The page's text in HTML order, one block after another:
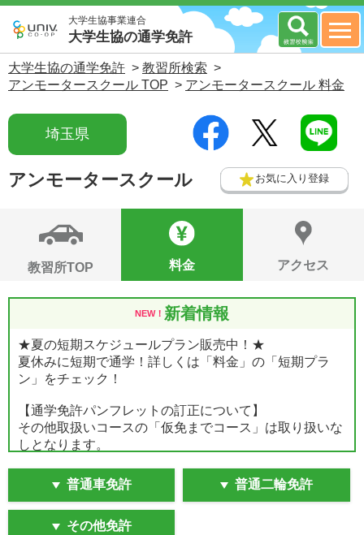
大学生協事業連合
大学生協の通学免許
大学生協の通学免許 > 教習所検索 >
アンモータースクール TOP > アンモータースクール 料金
埼玉県
アンモータースクール お気に入り登録
教習所TOP 料金 アクセス
NEW！ 新着情報
★夏の短期スケジュールプラン販売中！★
夏休みに短期で通学！詳しくは「料金」の「短期プラ
ン」をチェック！
【通学免許パンフレットの訂正について】
その他取扱いコースの「仮免までコース」は取り扱いな
しとなります。
ご了承のほどお願いいたします。
【普通車MTの技能教習について】
普通車MTの技能教習は「普通車AT」と「AT限定解除」
普通車免許 普通二輪免許
その他免許